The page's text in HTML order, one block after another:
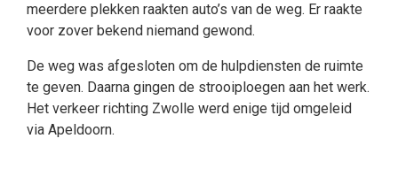
meerdere plekken raakten auto’s van de weg. Er raakte
voor zover bekend niemand gewond.
De weg was afgesloten om de hulpdiensten de ruimte
te geven. Daarna gingen de strooiploegen aan het werk.
Het verkeer richting Zwolle werd enige tijd omgeleid
via Apeldoorn.